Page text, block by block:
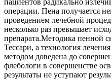
пациентов радикально
операции. Пена получается
проведением лечебной
несколько раз превышает
препарата.Методика пенной
Тессари, а технология
методом доведена до
флебологи в совершенстве
результаты не уступают